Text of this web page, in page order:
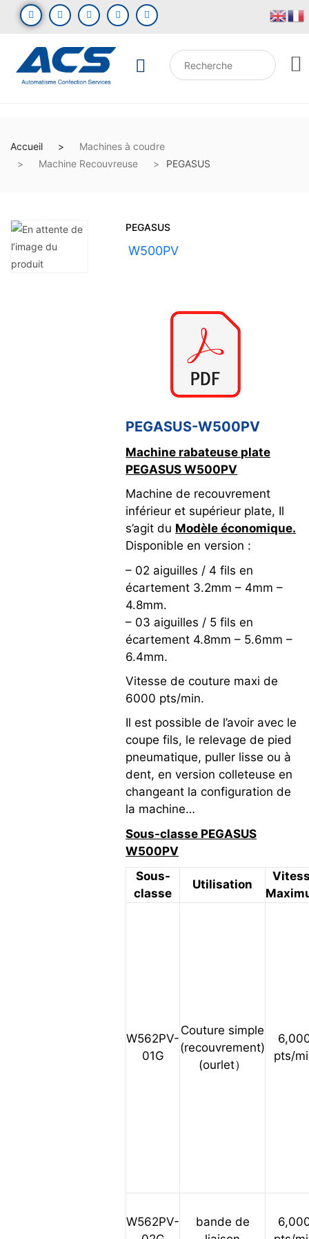
Accueil
Machines à coudre
Machine Recouvreuse
PEGASUS
PEGASUS
UGS :W500PV
PEGASUS-W500PV
Machine rabateuse plate
PEGASUS W500PV
Machine de recouvrement
inférieur et supérieur plate, Il
s’agit du Modèle économique.
Disponible en version :
– 02 aiguilles / 4 fils en
écartement 3.2mm – 4mm –
4.8mm.
– 03 aiguilles / 5 fils en
écartement 4.8mm – 5.6mm –
6.4mm.
Vitesse de couture maxi de
6000 pts/min.
Il est possible de l’avoir avec le
coupe fils, le relevage de pied
pneumatique, puller lisse ou à
dent, en version colleteuse en
changeant la configuration de
la machine…
Sous-classe PEGASUS
W500PV
Sous-
classe
Utilisation
W562PV-
01G
Couture simple
(recouvrement)
(ourlet）
pts/
W562PV-
bande de